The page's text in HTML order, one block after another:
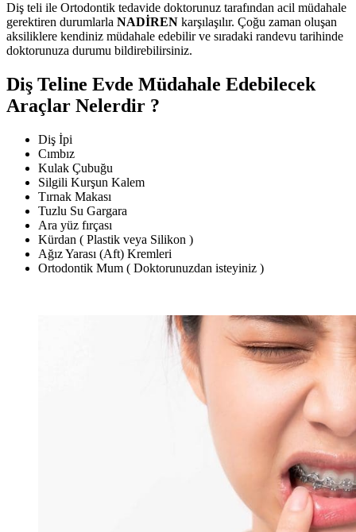
Diş teli ile Ortodontik tedavide doktorunuz tarafından acil müdahale
gerektiren durumlarla NADİREN karşılaşılır. Çoğu zaman oluşan
aksiliklere kendiniz müdahale edebilir ve sıradaki randevu tarihinde
doktorunuza durumu bildirebilirsiniz.
Diş Teline Evde Müdahale Edebilecek
Araçlar Nelerdir ?
Diş İpi
Cımbız
Kulak Çubuğu
Silgili Kurşun Kalem
Tırnak Makası
Tuzlu Su Gargara
Ara yüz fırçası
Kürdan ( Plastik veya Silikon )
Ağız Yarası (Aft) Kremleri
Ortodontik Mum ( Doktorunuzdan isteyiniz )